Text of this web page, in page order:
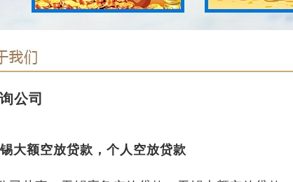
公司
大额空放贷款，个人空放贷款